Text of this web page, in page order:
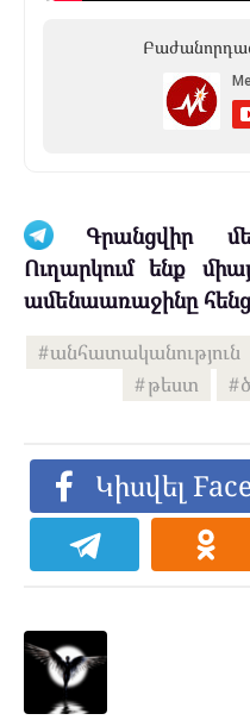
Գրանցվիր
Ուղարկում ենք
ամենաառաջինը
անհատականություն
թեստ
Կիսվել